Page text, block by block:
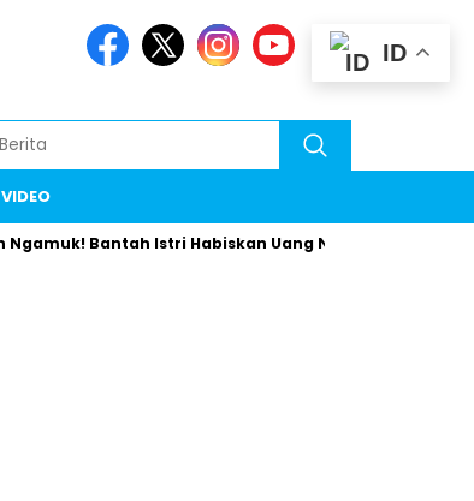
VIDEO
Bantah Istri Habiskan Uang Negara Liburan ke Eropa
ID